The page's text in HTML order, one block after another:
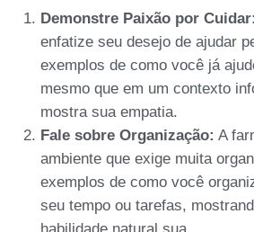
Demonstre Paixão por Cuidar:
enfatize seu desejo de ajudar
exemplos de como você já
mesmo que em um contexto
mostra sua empatia.
Fale sobre Organização: A
ambiente que exige muita
exemplos de como você
seu tempo ou tarefas,